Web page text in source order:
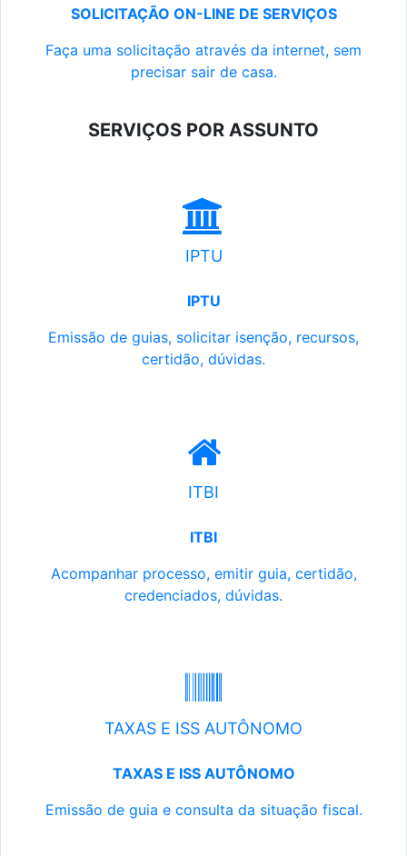
SOLICITAÇÃO ON-LINE DE SERVIÇOS
Faça uma solicitação através da internet, sem
precisar sair de casa.
SERVIÇOS POR ASSUNTO
IPTU
IPTU
Emissão de guias, solicitar isenção, recursos,
certidão, dúvidas.
ITBI
ITBI
Acompanhar processo, emitir guia, certidão,
credenciados, dúvidas.
TAXAS E ISS AUTÔNOMO
TAXAS E ISS AUTÔNOMO
Emissão de guia e consulta da situação fiscal.